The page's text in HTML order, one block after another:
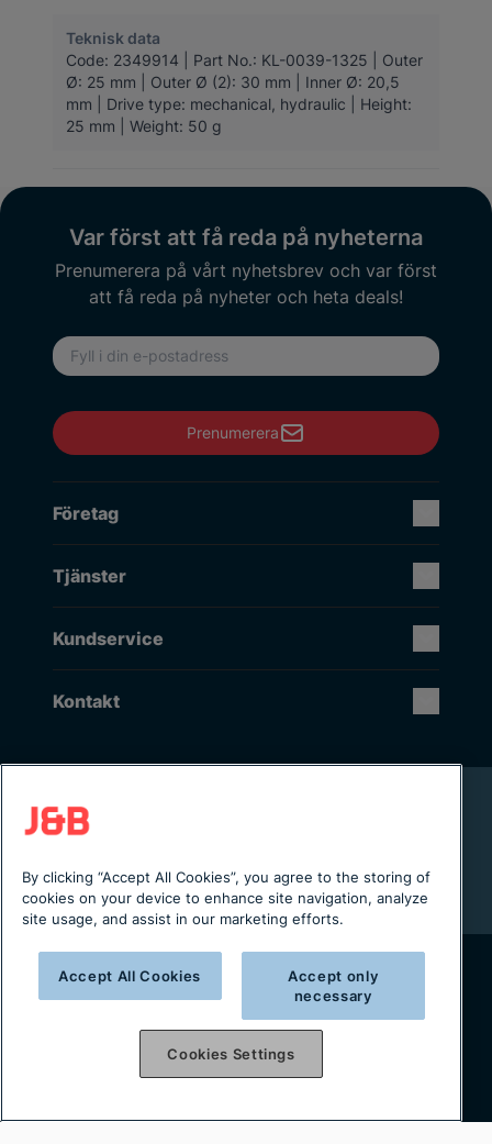
Teknisk data
Code: 2349914 | Part No.: KL-0039-1325 | Outer
Ø: 25 mm | Outer Ø (2): 30 mm | Inner Ø: 20,5
mm | Drive type: mechanical, hydraulic | Height:
25 mm | Weight: 50 g
Var först att få reda på nyheterna
Prenumerera på vårt nyhetsbrev och var först
att få reda på nyheter och heta deals!
E-postadress
Prenumerera
Företag
Tjänster
Kundservice
Kontakt
Rikstäckande installation & service
Lager i Sverige
Från projektering till installation
Copyright © 2025 J&B Maskinteknik AB
Organisationsnummer: 556490-2996
Integritetspolicy
By clicking “Accept All Cookies”, you agree to the storing of
cookies on your device to enhance site navigation, analyze
site usage, and assist in our marketing efforts.
Accept All Cookies
Accept only
necessary
Cookies Settings